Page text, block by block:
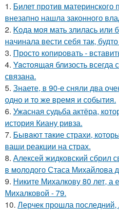
1. Билет против
внезапно нашла законного
2. Koда моя мать злилась или
начинала вести себя так,
3. Просто копировать -
4. Yacтоящая близость всегда
связана.
5. Знаете, в 90-е сняли два
одно и то же время и события.
6. Ужасная судьба актёра,
история Киану ривза.
7. Бывaют тaкие страхи,
ваши реакции на страх.
8. Алексей жидковский сбрил
в молодого Стаса Михайлова
9. Никите Михалкову 80 лет, а
Михалковой - 79.
10. Лерчек прошла последний,